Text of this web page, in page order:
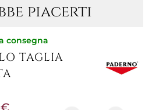
piacerti
consegna
TAGLIA